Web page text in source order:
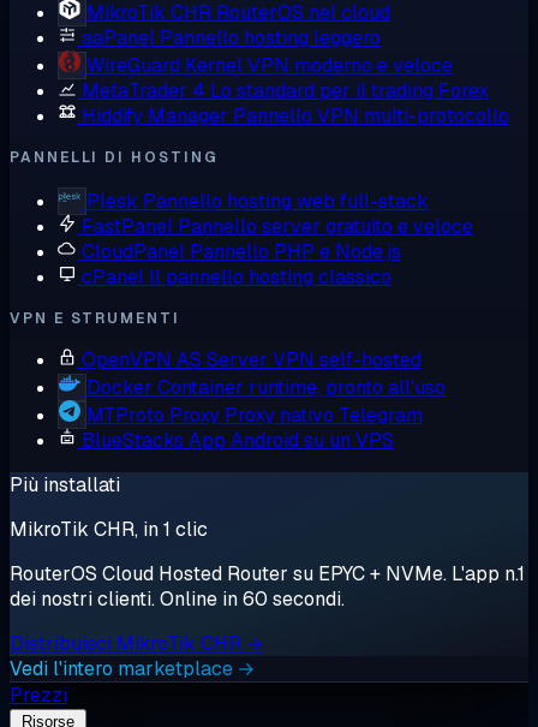
MikroTik CHR RouterOS nel cloud
aaPanel Pannello hosting leggero
WireGuard Kernel VPN moderno e veloce
MetaTrader 4 Lo standard per il trading Forex
Hiddify Manager Pannello VPN multi-protocollo
PANNELLI DI HOSTING
Plesk Pannello hosting web full-stack
FastPanel Pannello server gratuito e veloce
CloudPanel Pannello PHP e Node.js
cPanel Il pannello hosting classico
VPN E STRUMENTI
OpenVPN AS Server VPN self-hosted
Docker Container runtime, pronto all'uso
MTProto Proxy Proxy nativo Telegram
BlueStacks App Android su un VPS
Più installati
MikroTik CHR, in 1 clic
RouterOS Cloud Hosted Router su EPYC + NVMe. L'app n.1
dei nostri clienti. Online in 60 secondi.
Distribuisci MikroTik CHR →
Vedi l'intero marketplace →
Prezzi